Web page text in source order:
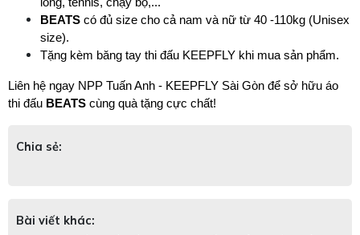
BEATS có đủ size cho cả nam và nữ từ 40 -110kg (Unisex
size).
Tặng kèm băng tay thi đấu KEEPFLY khi mua sản phẩm.
Liên hệ ngay NPP Tuấn Anh - KEEPFLY Sài Gòn để sở hữu áo
thi đấu BEATS cùng quà tặng cực chất!
Chia sẻ:
Bài viết khác: